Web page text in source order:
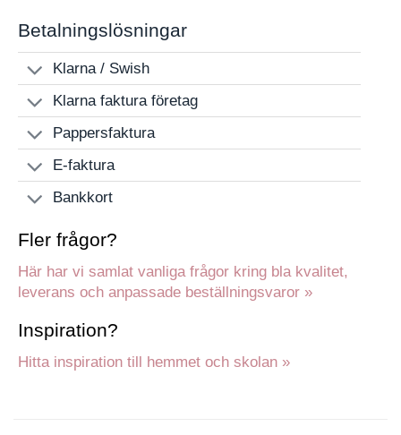
Betalningslösningar
Klarna / Swish
Klarna faktura företag
Pappersfaktura
E-faktura
Bankkort
Fler frågor?
Här har vi samlat vanliga frågor kring bla kvalitet,
leverans och anpassade beställningsvaror »
Inspiration?
Hitta inspiration till hemmet och skolan »